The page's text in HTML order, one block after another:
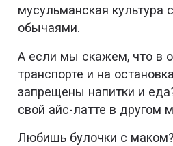
мусульманская культура
обычаями.
А если мы скажем, что в
транспорте и на
запрещены напитки и
свой айс-латте в другом
Любишь булочки с